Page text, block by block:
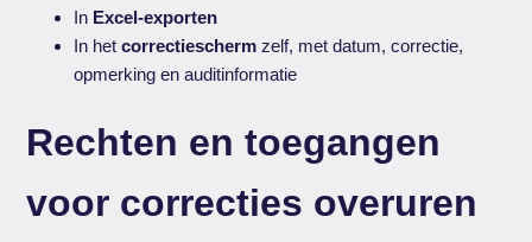
In Excel-exporten
In hetcorrectiescherm zelf, met datum, correctie,
opmerking en auditinformatie
Rechten en toegangen
voor correcties overuren